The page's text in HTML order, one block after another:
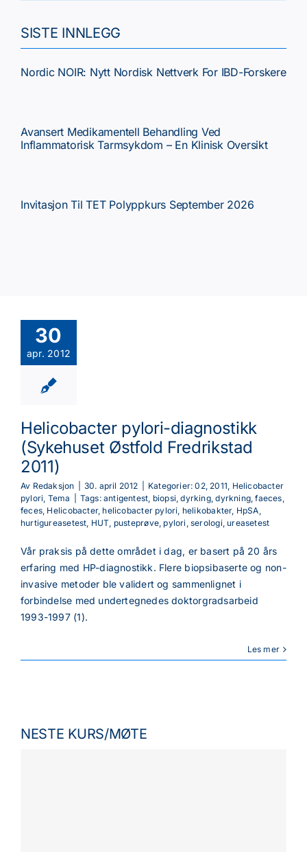
SISTE INNLEGG
Nordic NOIR: Nytt Nordisk Nettverk For IBD-Forskere
Avansert Medikamentell Behandling Ved
Inflammatorisk Tarmsykdom – En Klinisk Oversikt
Invitasjon Til TET Polyppkurs September 2026
30
apr. 2012
Helicobacter pylori-diagnostikk
(Sykehuset Østfold Fredrikstad
2011)
Av Redaksjon 30. april 2012 Kategorier:02, 2011, Helicobacter
pylori, Tema Tags: antigentest, biopsi,dyrking,dyrkning,faeces,
feces, Helicobacter, helicobacter pylori, helikobakter, HpSA,
hurtigureasetest, HUT, pusteprøve, pylori ,serologi, ureasetest
Vår praksis på dette området i dag, er basert på 20 års
erfaring med HP-diagnostikk. Flere biopsibaserte og non-
invasive metoder ble validert og sammenlignet i
forbindelse med undertegnedes doktorgradsarbeid
1993-1997 (1).
Les mer
NESTE KURS/MØTE